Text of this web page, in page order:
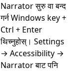
Narrator सुरु वा बन्द
गर्न Windows key +
Ctrl + Enter
थिच्नुहोस्। Settings
→ Accessibility →
Narrator बाट पनि